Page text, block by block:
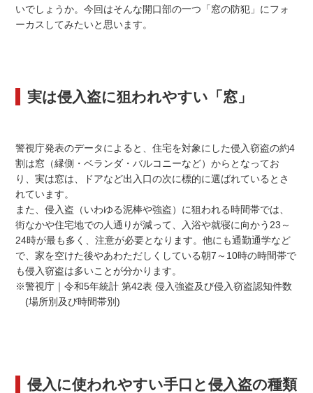
いでしょうか。今回はそんな開口部の一つ「窓の防犯」にフォ
ーカスしてみたいと思います。
実は侵入盗に狙われやすい「窓」
警視庁発表のデータによると、住宅を対象にした侵入窃盗の約4
割は窓（縁側・ベランダ・バルコニーなど）からとなってお
り、実は窓は、ドアなど出入口の次に標的に選ばれているとさ
れています。
また、侵入盗（いわゆる泥棒や強盗）に狙われる時間帯では、
街なかや住宅地での人通りが減って、入浴や就寝に向かう23～
24時が最も多く、注意が必要となります。他にも通勤通学など
で、家を空けた後やあわただしくしている朝7～10時の時間帯で
も侵入窃盗は多いことが分かります。
※警視庁｜令和5年統計 第42表 侵入強盗及び侵入窃盗認知件数
(場所別及び時間帯別)
侵入に使われやすい手口と侵入盗の種類